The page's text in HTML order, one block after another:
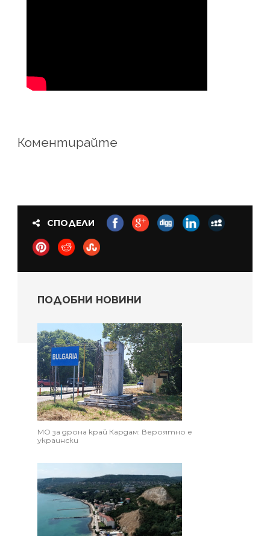
Коментирайте
СПОДЕЛИ
ПОДОБНИ НОВИНИ
МО за дрона край Кардам: Вероятно е
украински